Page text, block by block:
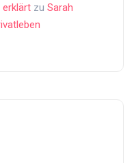
erklärt zu Sarah